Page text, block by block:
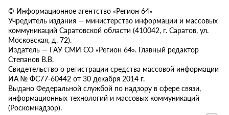
© Информационное агентство «Регион 64»
Учредитель издания — министерство информации и массовых
коммуникаций Саратовской области (410042, г. Саратов, ул.
Московская, д. 72).
Издатель — ГАУ СМИ СО «Регион 64». Главный редактор
Степанов В.В.
Свидетельство о регистрации средства массовой информации
ИА № ФС77-60442 от 30 декабря 2014 г.
Выдано Федеральной службой по надзору в сфере связи,
информационных технологий и массовых коммуникаций
(Роскомнадзор).